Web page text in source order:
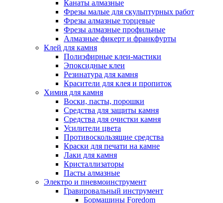
Канаты алмазные
Фрезы малые для скульптурных работ
Фрезы алмазные торцевые
Фрезы алмазные профильные
Алмазные фикерт и франкфурты
Клей для камня
Полиэфирные клеи-мастики
Эпоксидные клеи
Резинатура для камня
Красители для клея и пропиток
Химия для камня
Воски, пасты, порошки
Средства для защиты камня
Средства для очистки камня
Усилители цвета
Противоскользящие средства
Краски для печати на камне
Лаки для камня
Кристаллизаторы
Пасты алмазные
Электро и пневмоинструмент
Гравировальный инструмент
Бормашины Foredom